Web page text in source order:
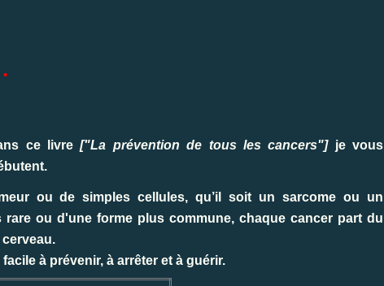
ce livre["La prévention de tous les cancers"]je vous
ou de simples cellules, qu’il soit un sarcome ou un
rare ou d'une forme plus commune, chaque cancer part du
à prévenir, à arrêter et à guérir.